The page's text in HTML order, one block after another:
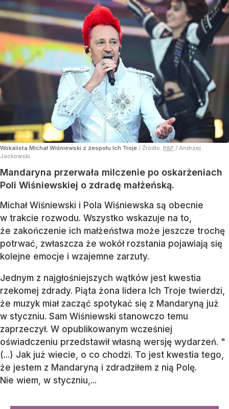
Wokalista Michał Wiśniewski z zespołu Ich Troje / Źródło: PAP / Andrzej
Jackowski
Mandaryna przerwała milczenie po oskarżeniach
Poli Wiśniewskiej o zdradę małżeńską.
Michał Wiśniewski i Pola Wiśniewska są obecnie
w trakcie rozwodu. Wszystko wskazuje na to,
że zakończenie ich małżeństwa może jeszcze trochę
potrwać, zwłaszcza że wokół rozstania pojawiają się
kolejne emocje i wzajemne zarzuty.
Jednym z najgłośniejszych wątków jest kwestia
rzekomej zdrady. Piąta żona lidera Ich Troje twierdzi,
że muzyk miał zacząć spotykać się z Mandaryną już
w styczniu. Sam Wiśniewski stanowczo temu
zaprzeczył. W opublikowanym wcześniej
oświadczeniu przedstawił własną wersję wydarzeń. "
(...) Jak już wiecie, o co chodzi. To jest kwestia tego,
że jestem z Mandaryną i zdradziłem z nią Polę.
Nie wiem, w styczniu,...